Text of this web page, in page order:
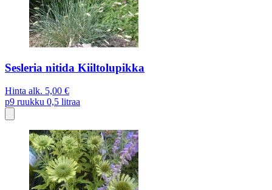
Sesleria nitida Kiiltolupikka
Hinta alk. 5,00 €
p9 ruukku 0,5 litraa